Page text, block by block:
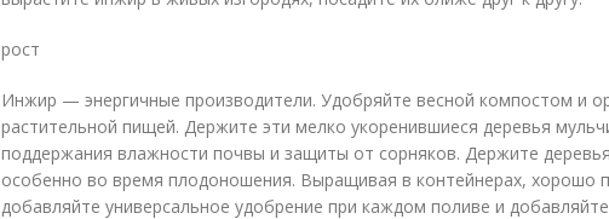
рост
Инжир — энергичные производители. Удобряйте весной компостом и
растительной пищей. Держите эти мелко укоренившиеся деревья
поддержания влажности почвы и защиты от сорняков. Держите
особенно во время плодоношения. Выращивая в контейнерах, хорошо
добавляйте универсальное удобрение при каждом поливе и